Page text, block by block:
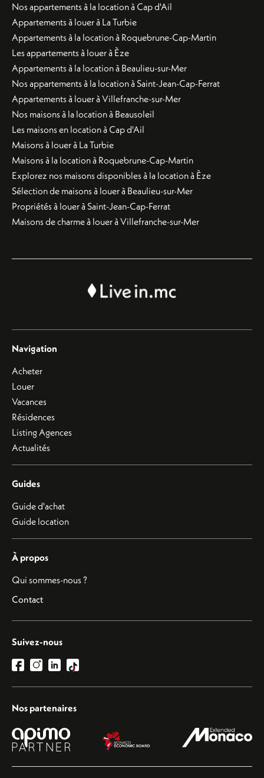
Nos appartements à la location à Cap d'Ail
Appartements à louer à La Turbie
Appartements à la location à Roquebrune-Cap-Martin
Les appartements à louer à Èze
Appartements à la location à Beaulieu-sur-Mer
Nos appartements à la location à Saint-Jean-Cap-Ferrat
Appartements à louer à Villefranche-sur-Mer
Nos maisons à la location à Beausoleil
Les maisons en location à Cap d'Ail
Maisons à louer à La Turbie
Maisons à la location à Roquebrune-Cap-Martin
Explorez nos maisons disponibles à la location à Èze
Sélection de maisons à louer à Beaulieu-sur-Mer
Propriétés à louer à Saint-Jean-Cap-Ferrat
Maisons de charme à louer à Villefranche-sur-Mer
Navigation
Acheter
Louer
Vacances
Résidences
Listing Agences
Actualités
Guides
Guide d'achat
Guide location
À propos
Qui sommes-nous ?
Contact
Suivez-nous
Nos partenaires